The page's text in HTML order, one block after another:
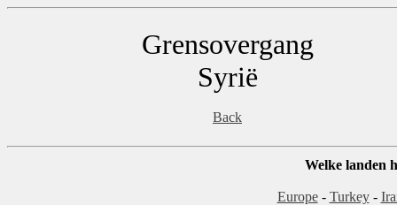
Grensovergang
Syrië
Back
Welke landen
Europe- Turkey-